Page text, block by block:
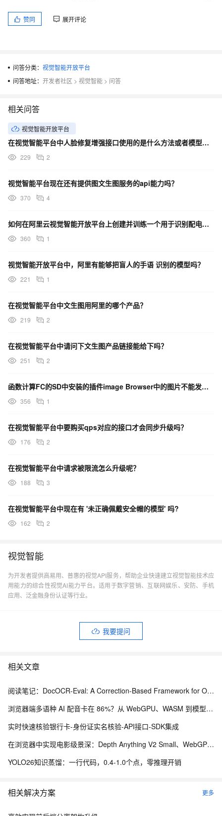
赞同 展开评论
问答分类： 视觉智能开放平台
问答地址： 开发者社区 > 视觉智能 > 问答
相关问答
视觉智能开放平台
在视觉智能平台中人脸修复增强接口使用的是什么方法或者模型来对人像进行增强的，具体是如何实现的？
229 2
视觉智能平台现在还有提供图文生图服务的api能力吗？
370 4
如何在阿里云视觉智能开放平台上创建并训练一个用于识别配电箱系统图中元件的模型？
360 1
视觉智能开放平台中，阿里有能够把盲人的手语 识别的模型吗？
221 1
在视觉智能平台中文生图用阿里的哪个产品？
219 2
在视觉智能平台中请问下文生图产品链接能给下吗？
251 2
函数计算FC的SD中安装的插件image Browser中的图片不能发送到图生图，文生图中为什么？
356 1
在视觉智能平台中要购买qps对应的接口才会同步升级吗？
176 2
在视觉智能平台中请求被限流怎么升级呢？
188 3
在视觉智能平台中现在有 '未正确佩戴安全帽的模型' 吗?
162 2
视觉智能
为开发者提供高易用、普惠的视觉API服务，帮助企业快速建立视觉智能技术应
用能力的综合性视觉AI能力平台。适用于数字营销、互联网娱乐、安防、手机
应用、泛金融身份认证等行业。
我要提问
相关文章
阅读笔记：DocOCR-Eval: A Correction-Based Framework for OCR Tool Selection Without Ground Truth
浏览器端多语种 AI 配音卡在 86%？从 WebGPU、WASM 到模型缓存治理的完整修复实践
实时快速核验银行卡-身份证实名核验-API接口-SDK集成
在浏览器中实现电影级景深：Depth Anything V2 Small、WebGPU 与本地视频编辑实践
YOLO26知识蒸馏：一行代码，0.4-1.0个点，零推理开销
相关解决方案 更多